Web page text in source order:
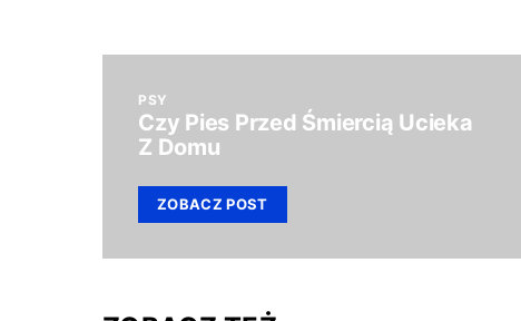
PSY
Czy Pies Przed Śmiercią Ucieka
Z Domu
ZOBACZ POST